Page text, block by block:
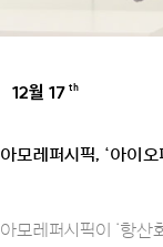
12월 17 th
아모레퍼시픽, ‘아이
아모레퍼시픽이 ‘항산